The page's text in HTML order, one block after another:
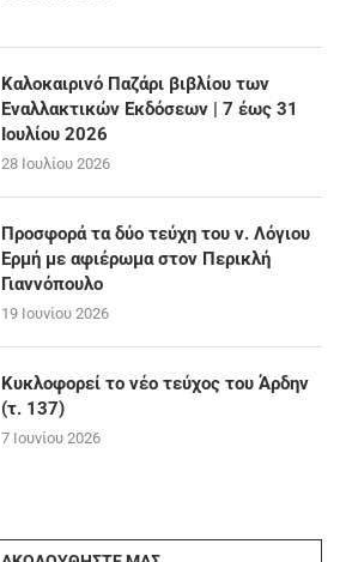
Καλοκαιρινό Παζάρι βιβλίου των
Εναλλακτικών Εκδόσεων | 7 έως 31
Ιουλίου 2026
28 Ιουλίου 2026
Προσφορά τα δύο τεύχη του ν. Λόγιου
Ερμή με αφιέρωμα στον Περικλή
Γιαννόπουλο
19 Ιουνίου 2026
Κυκλοφορεί το νέο τεύχος του Άρδην
(τ. 137)
7 Ιουνίου 2026